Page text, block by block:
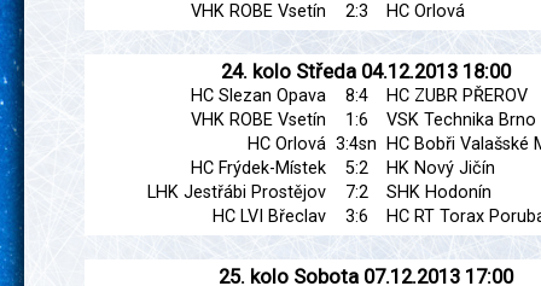
VHK ROBE Vsetín
2:3 HC Orlová
24. kolo Středa 04.12.2013 18:00
HC Slezan Opava 8:4
HC ZUBR PŘEROV
VHK ROBE Vsetín
1:6
VSK Technika Brno
HC Orlová 3:4sn
HC Bobři Valašské
HC Frýdek-Místek
5:2
HK Nový Jičín
LHK Jestřábi Prostějov
7:2
SHK Hodonín
HC LVI Břeclav
3:6 HC RT Torax
25. kolo Sobota 07.12.2013 17:00